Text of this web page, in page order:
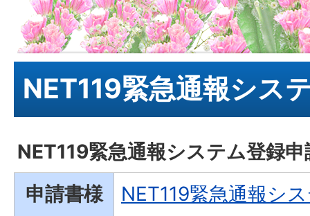
NET119緊急通報シス
NET119緊急通報システム登録
申請書様
NET119緊急通報シ